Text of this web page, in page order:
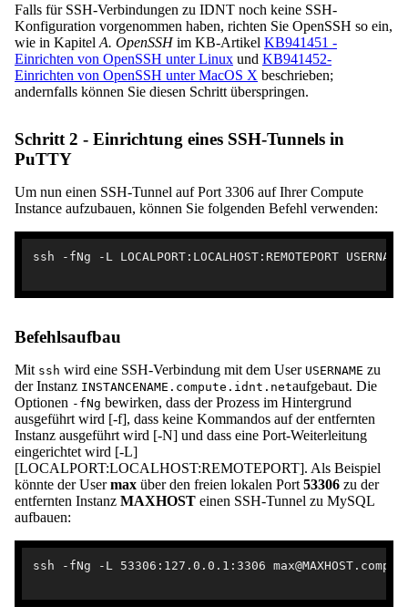
Falls für SSH-Verbindungen zu IDNT noch keine SSH-
Konfiguration vorgenommen haben, richten Sie OpenSSH so ein,
wie in Kapitel A. OpenSSHim KB-Artikel KB941451 -
Einrichten von OpenSSH unter Linux und KB941452-
Einrichten von OpenSSH unter MacOS X beschrieben;
andernfalls können Sie diesen Schritt überspringen.
Schritt 2 - Einrichtung eines SSH-Tunnels in
PuTTY
Um nun einen SSH-Tunnel auf Port 3306 auf Ihrer Compute
Instance aufzubauen, können Sie folgenden Befehl verwenden:
ssh -fNg -L LOCALPORT:LOCALHOST:REMOTEPORT
Befehlsaufbau
Mit ssh wird eine SSH-Verbindung mit dem User USERNAME zu
der Instanz INSTANCENAME.compute.idnt.netaufgebaut. Die
Optionen -fNg bewirken, dass der Prozess im Hintergrund
ausgeführt wird [-f], dass keine Kommandos auf der entfernten
Instanz ausgeführt wird [-N] und dass eine Port-Weiterleitung
eingerichtet wird [-L]
[LOCALPORT:LOCALHOST:REMOTEPORT]. Als Beispiel
könnte der Usermax über den freien lokalen Port 53306 zu der
entfernten Instanz MAXHOST einen SSH-Tunnel zu MySQL
aufbauen:
ssh -fNg -L 53306:127.0.0.1:3306